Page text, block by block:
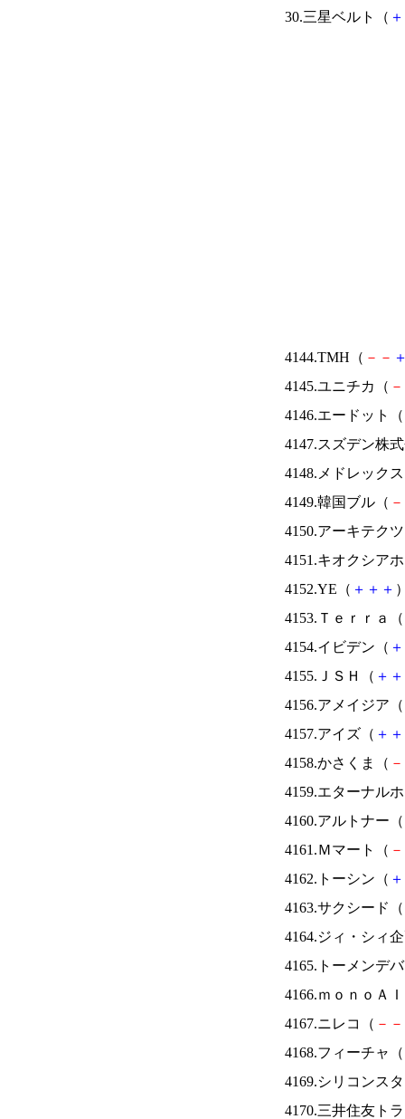
30.三星ベルト（ ＋
4144.TMH（ － －
4145.ユニチカ（ －
4146.エードット（
4147.スズデン株
4148.メドレック
4149.韓国ブル（ －
4150.アーキテク
4151.キオクシア
4152.YE（ ＋ ＋ ＋
4153.Ｔｅｒｒａ（
4154.イビデン（ ＋
4155.ＪＳＨ（ ＋ ＋
4156.アメイジア（
4157.アイズ（ ＋ ＋
4158.かさくま（ －
4159.エターナル
4160.アルトナー（
4161.Ｍマート（ －
4162.トーシン（ ＋
4163.サクシード（
4164.ジィ・シィ
4165.トーメンデ
4166.ｍｏｎｏＡ
4167.ニレコ（ － －
4168.フィーチャ（
4169.シリコンス
4170.三井住友ト